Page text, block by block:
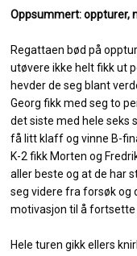
Oppsummert: oppturer,
Regattaen bød på
utøvere ikke helt fikk ut
hevder de seg blant
Georg fikk med seg to
det siste med hele seks
få litt klaff og vinne B-
K-2 fikk Morten og
aller beste og at de har
seg videre fra forsøk og
motivasjon til å fortsette
Hele turen gikk ellers